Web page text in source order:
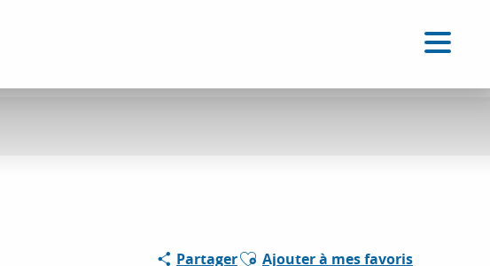
PartagerAjouter aux favoris
Ajouter à mes favoris